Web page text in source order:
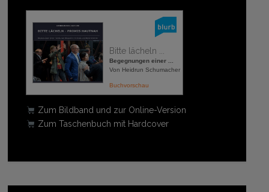
Bitte lächeln ...
Begegnungen einer ...
Von Heidrun Schumacher
Buchvorschau
Zum Bildband und zur Online-Version
Zum Taschenbuch mit Hardcover